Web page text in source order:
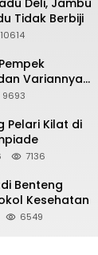
Deli, Jambu
Tidak Berbiji
10614
Variannya
9693
Pelari Kilat di
7136
Benteng
Kesehatan
6549